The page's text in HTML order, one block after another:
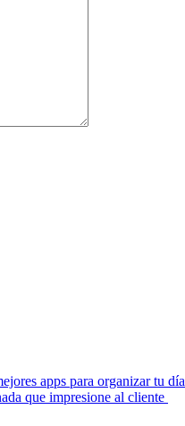
apps para organizar tu día
que impresione al cliente